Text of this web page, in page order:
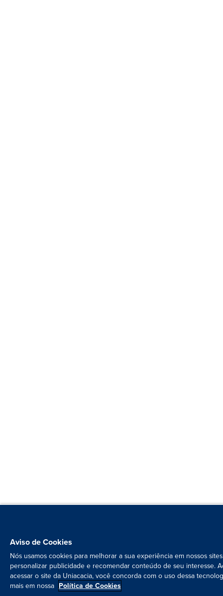
Aviso de Cookies
Nós usamos cookies para melhorar a sua experiência em nossos
personalizar publicidade e recomendar conteúdo de seu interesse.
acessar o site da Uniacacia, você concorda com o uso dessa
mais em nossa Política de Cookies